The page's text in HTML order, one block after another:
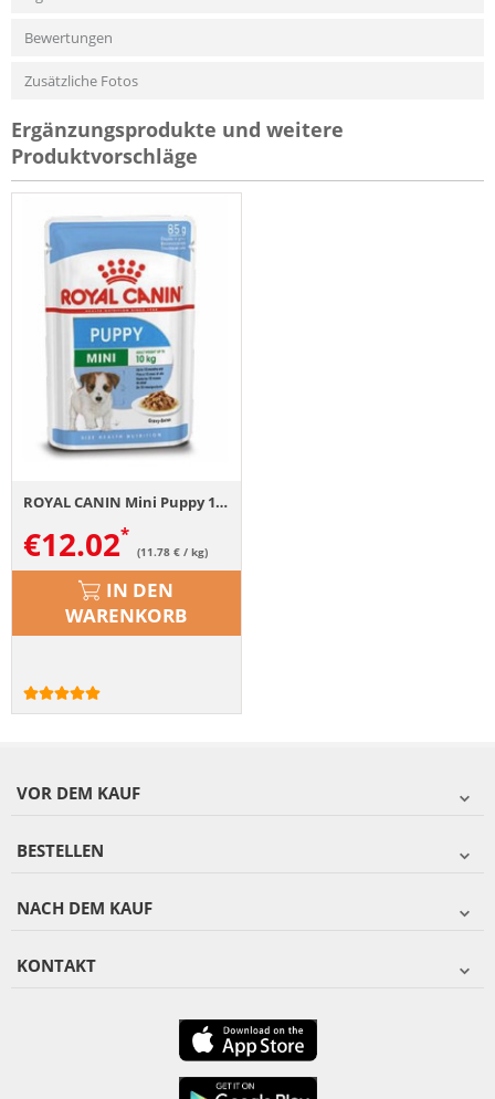
Bewertungen
Zusätzliche Fotos
Ergänzungsprodukte und weitere
Produktvorschläge
ROYAL CANIN Mini Puppy 12x85 g
€12.02 (11.78 € / kg)
IN DEN
WARENKORB
VOR DEM KAUF
BESTELLEN
NACH DEM KAUF
KONTAKT